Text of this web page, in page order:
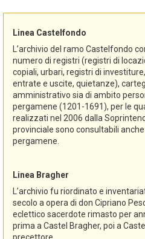
Linea Castelfondo
L’archivio del ramo Castelfondo
numero di registri (registri di
copiali, urbari, registri di
entrate e uscite, quietanze),
amministrativo sia di ambito
pergamene (1201-1691), per le
realizzati nel 2006 dalla
provinciale sono consultabili
pergamene.
Linea Bragher
L’archivio fu riordinato e
secolo a opera di don Cipriano
eclettico sacerdote rimasto per
prima a Castel Bragher, poi a